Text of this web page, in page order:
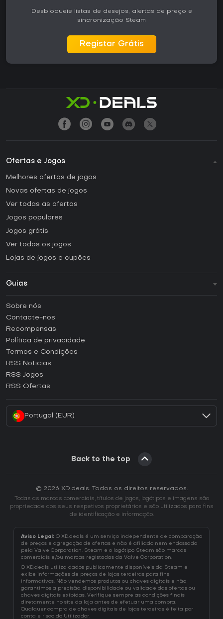
Desbloqueie listas de desejos, alertas de preço e
sincronização Steam
Registar Grátis
Ofertas e Jogos
Melhores ofertas de jogos
Novas ofertas de jogos
Ver todas as ofertas
Jogos populares
Jogos grátis
Ver todos os jogos
Lojas de jogos e cupões
Guias
Como ativar uma CD Key Steam?
Como ativar uma CD Key Epic Games?
Como ativar uma CD Key GOG?
Como ativar uma CD Key Ubisoft Connect?
Sobre nós
Contacte-nos
Recompensas
Política de privacidade
Termos e Condições
RSS Noticias
RSS Jogos
RSS Ofertas
Portugal (EUR)
Back to the top
© 2026 XD.deals. Todos os direitos reservados.
Todas as marcas comerciais, títulos de jogos, logótipos e imagens são
propriedade dos seus respetivos proprietários e são utilizados para fins
de identificação e informação.
Aviso Legal: O XD.deals é um serviço independente de comparação
de preços e agregação de ofertas e não é afiliado nem endossado
pela Valve Corporation. Steam e o logótipo Steam são marcas
comerciais e/ou marcas registadas da Valve Corporation.
O XD.deals utiliza dados publicamente disponíveis da Steam e
exibe informações de preços de lojas terceiras para fins
informativos. Não vendemos produtos ou chaves digitais e não
garantimos a precisão, disponibilidade ou validade das ofertas ou
chaves digitais exibidas. Verifique sempre as condições finais
diretamente no site da loja antes de efetuar uma compra.
Qualquer compra de chaves digitais de lojas terceiras é feita por
conta e risco do Utilizador.